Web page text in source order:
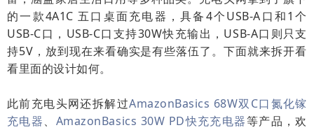
的一款4A1C 五口桌面充电器，具备4个USB-A口和1个
USB-C口，USB-C口支持30W快充输出，USB-A口则只支
持5V，放到现在来看确实是有些落伍了。下面就来拆开看
看里面的设计如何。
此前充电头网还拆解过AmazonBasics 68W双C口氮化镓
充电器、 AmazonBasics 30W PD快充充电器等产品，欢